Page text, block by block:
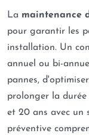
La maintenance
pour garantir les
installation. Un
annuel ou bi-
pannes,
prolonger la durée
et 20 ans avec un
préventive